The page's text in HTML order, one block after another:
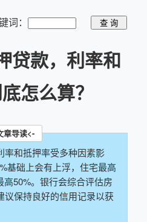
词：
贷款，利率和
怎么算？
率和抵押率受多种因素影
基础上会有上浮，住宅最高
50%。银行会综合评估房
议保持良好的信用记录以获